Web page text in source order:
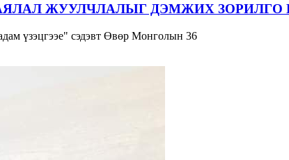
ЖУУЛЧЛАЛЫГ ДЭМЖИХ ЗОРИЛГО
үзэцгээе" сэдэвт Өвөр Монголын 36